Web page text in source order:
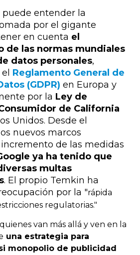
entender la
por el gigante
en cuenta el
de las normas mundiales
datos personales,
Reglamento General de
(GDPR) en Europa y
por la Ley de
de California
Unidos. Desde el
nuevos marcos
de las medidas
ya ha tenido que
multas
. El propio Temkin ha
por la "rápida
regulatorias."
van más allá y ven en la
una estrategia para
monopolio de publicidad